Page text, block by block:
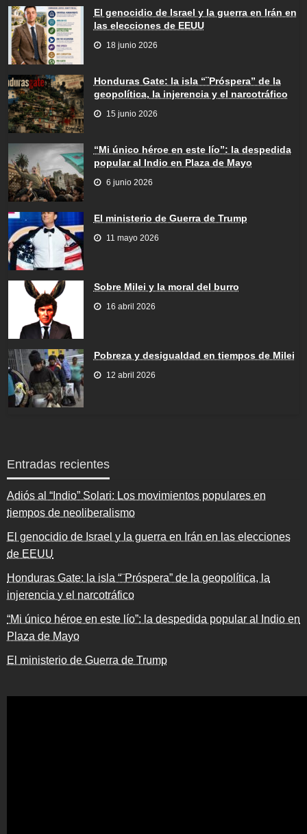
El genocidio de Israel y la guerra en Irán en
las elecciones de EEUU
18 junio 2026
Honduras Gate: la isla “¨Próspera” de la
geopolítica, la injerencia y el narcotráfico
15 junio 2026
“Mi único héroe en este lío”: la despedida
popular al Indio en Plaza de Mayo
6 junio 2026
El ministerio de Guerra de Trump
11 mayo 2026
Sobre Milei y la moral del burro
16 abril 2026
Pobreza y desigualdad en tiempos de Milei
12 abril 2026
Entradas recientes
Adiós al “Indio” Solari: Los movimientos populares en
tiempos de neoliberalismo
El genocidio de Israel y la guerra en Irán en las elecciones
de EEUU
Honduras Gate: la isla “¨Próspera” de la geopolítica, la
injerencia y el narcotráfico
“Mi único héroe en este lío”: la despedida popular al Indio en
Plaza de Mayo
El ministerio de Guerra de Trump